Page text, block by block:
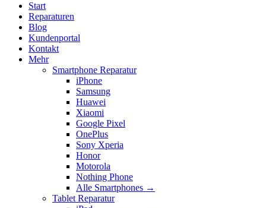
Start
Reparaturen
Blog
Kundenportal
Kontakt
Mehr
Smartphone Reparatur
iPhone
Samsung
Huawei
Xiaomi
Google Pixel
OnePlus
Sony Xperia
Honor
Motorola
Nothing Phone
Alle Smartphones →
Tablet Reparatur